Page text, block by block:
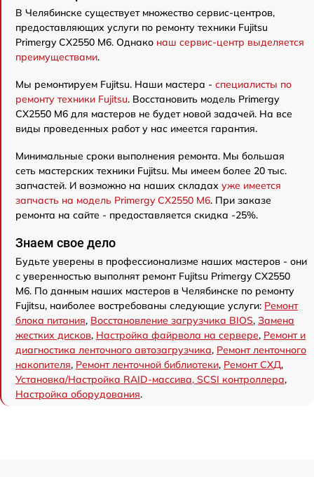
В Челябинске существует множество сервис-центров,
предоставляющих услуги по ремонту техники Fujitsu
Primergy CX2550 M6. Однако наш сервис-центр выделяется
преимуществами.
Мы ремонтируем Fujitsu. Наши мастера - специалисты по
ремонту техники Fujitsu. Восстановить модель Primergy
CX2550 M6 для мастеров не будет новой задачей. На все
виды проведенных работ у нас имеется гарантия.
Минимальные сроки выполнения ремонта. Мы большая
сеть мастерских техники Fujitsu. Мы имеем более 20 тыс.
запчастей. И возможно на наших складах уже имеется
запчасть на модель Primergy CX2550 M6. При заказе
ремонта на сайте - предоставляется скидка -25%.
Знаем свое дело
Будьте уверены в профессионализме наших мастеров - они
с уверенностью выполнят ремонт Fujitsu Primergy CX2550
M6. По данным наших мастеров в Челябинске по ремонту
Fujitsu, наиболее востребованы следующие услуги: Ремонт
блока питания, Восстановление загрузчика BIOS, Замена
жестких дисков, Настройка файрвола на сервере, Ремонт и
диагностика ленточного автозагрузчика, Ремонт ленточного
накопителя, Ремонт ленточной библиотеки, Ремонт СХД,
Установка/Настройка RAID-массива, SCSI контроллера,
Настройка оборудования.